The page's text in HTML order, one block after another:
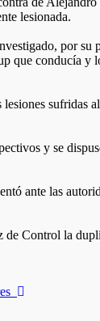
lesionada.
por
conducía
y se
ante las
Control la